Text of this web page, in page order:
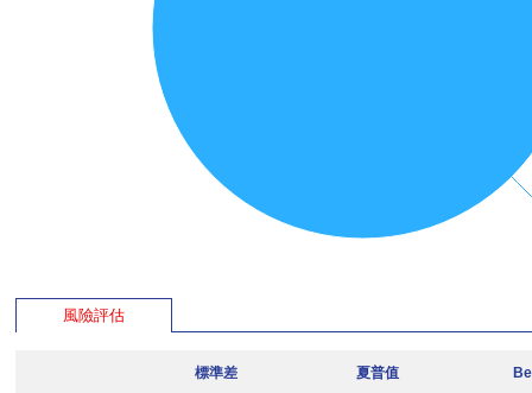
風險評估
標準差 夏普值